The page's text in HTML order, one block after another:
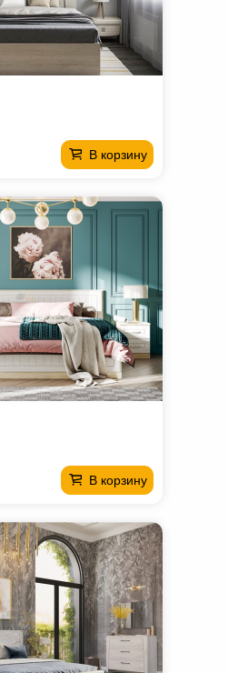
В корзину
В корзину